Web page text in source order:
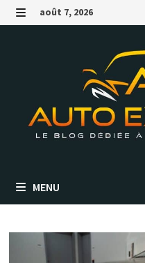
Passer
au MENU
août 7, 2026
MENU